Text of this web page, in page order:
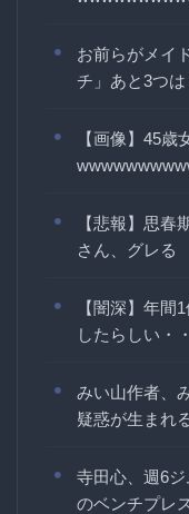
お前らがメイ
チ」あと3つは
【画像】45歳
【悲報】思春
さん、グレる
【闇深】年間
したらしい・
みい山作者、
疑惑が生まれ
寺田心、週6
のベンチプレ